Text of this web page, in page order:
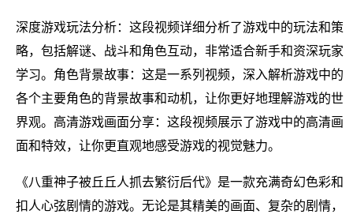
深度游戏玩法分析：这段视频详细分析了游戏中的玩法和策
略，包括解谜、战斗和角色互动，非常适合新手和资深玩家
学习。角色背景故事：这是一系列视频，深入解析游戏中的
各个主要角色的背景故事和动机，让你更好地理解游戏的世
界观。高清游戏画面分享：这段视频展示了游戏中的高清画
面和特效，让你更直观地感受游戏的视觉魅力。
《八重神子被丘丘人抓去繁衍后代》是一款充满奇幻色彩和
扣人心弦剧情的游戏。无论是其精美的画面、复杂的剧情，